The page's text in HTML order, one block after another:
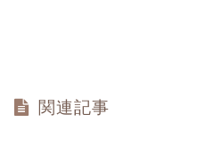
関連記事